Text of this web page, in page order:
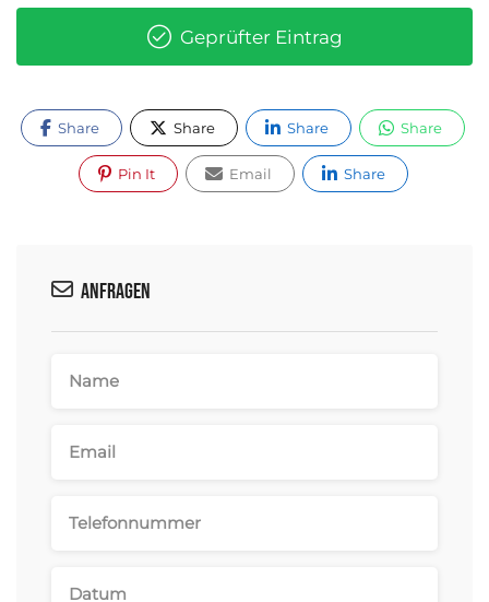
Geprüfter Eintrag
Share Share Share Share
Pin It Email Share
Anfragen